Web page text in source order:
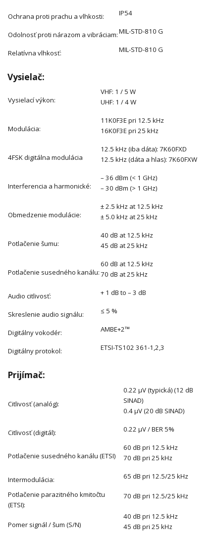
Ochrana proti prachu a vlhkosti: IP54
Odolnosť proti nárazom a vibráciam:MIL-STD-810 G
Relatívna vlhkosť: MIL-STD-810 G
Vysielač:
Vysielací výkon:
VHF: 1 / 5 W
UHF: 1 / 4 W
Modulácia:
11K0F3E pri 12.5 kHz
16K0F3E pri 25 kHz
4FSK digitálna modulácia
12.5 kHz (iba dáta): 7K60FXD
12.5 kHz (dáta a hlas): 7K60FXW
Interferencia a harmonické:
– 36 dBm (< 1 GHz)
– 30 dBm (> 1 GHz)
Obmedzenie modulácie:
± 2.5 kHz at 12.5 kHz
± 5.0 kHz at 25 kHz
Potlačenie šumu:
40 dB at 12.5 kHz
45 dB at 25 kHz
Potlačenie susedného kanálu:
60 dB at 12.5 kHz
70 dB at 25 kHz
Audio citlivosť: + 1 dB to – 3 dB
Skreslenie audio signálu: ≤ 5 %
Digitálny vokodér: AMBE+2™
Digitálny protokol: ETSI-TS102 361-1,2,3
Prijímač:
Citlivosť (analóg):
0.22 μV (typická) (12 dB
SINAD)
0.4 μV (20 dB SINAD)
Citlivosť (digitál): 0.22 μV / BER 5%
Potlačenie susedného kanálu (ETSI)
60 dB pri 12.5 kHz
70 dB pri 25 kHz
Intermodulácia: 65 dB pri 12.5/25 kHz
Potlačenie parazitného kmitočtu
(ETSI):
70 dB pri 12.5/25 kHz
Pomer signál / šum (S/N)
40 dB pri 12.5 kHz
45 dB pri 25 kHz